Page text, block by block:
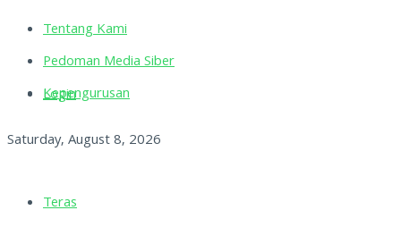
Tentang Kami
Pedoman Media Siber
Kepengurusan
Saturday, August 8, 2026
Login
Teras